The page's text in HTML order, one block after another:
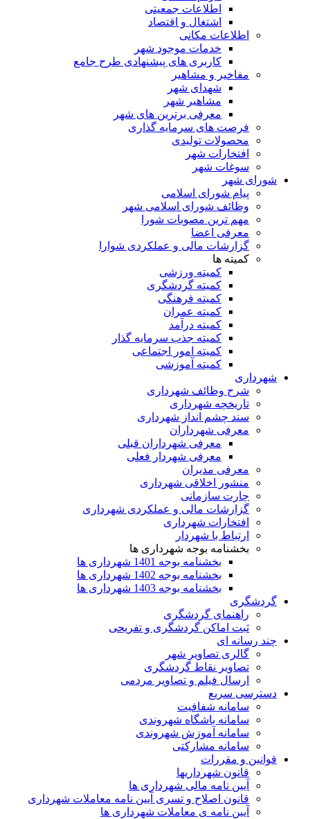
اطلاعات جمعیتی
اشتغال و اقتصاد
اطلاعات مکانی
خدمات موجود شهر
کاربری های پیشنهادی طرح جامع
مفاخیر و مشاهیر
شهدای شهر
مشاهیر شهر
معرفی برترین های شهر
فرصت های سرمایه گذاری
محصولات تولیدی
افتخارات شهر
سوغات شهر
شورای شهر
پیام شورای اسلامی
وظائف شورای اسلامی شهر
مهم ترین مصوبات شورا
معرفی اعضا
گزارشات مالی و عملکردی شوارا
کمیته ها
کمیته ورزشی
کمیته گردشگری
کمیته فرهنگی
کمیته عمران
کمیته درآمد
کمیته جذب سرمایه گذار
کمیته امور اجتماعی
کمیته آموزشی
شهرداری
شرح وظائف شهرداری
تاریخچه شهرداری
سند چشم انداز شهرداری
معرفی شهرداران
معرفی شهرداران قبلی
معرفی شهردار فعلی
معرفی مدیران
منشور اخلاقی شهرداری
چارت سازمانی
گزارشات مالی و عملکردی شهرداری
افتخارات شهرداری
ارتباط با شهردار
بخشنامه بوجه شهرداری ها
بخشنامه بوجه 1401 شهرداری ها
بخشنامه بوجه 1402 شهرداری ها
بخشنامه بوجه 1403 شهرداری ها
گردشگری
راهنمای گردشگری
ثبت اماکن گردشگری و تفریحی
چند رسانه ای
گالری تصاویر شهر
تصاویر نقاط گردشگری
ارسال فیلم و تصاویر مردمی
دسترسی سریع
سامانه شفافیت
سامانه باشگاه شهروندی
سامانه آموزش شهروندی
سامانه مشارکتی
قوانین و مقررات
قانون شهرداریها
آیین نامه مالی شهرداری ها
قانون اصلاح و تسری آیین نامه معاملات شهرداری
آیین نامه ی معاملات شهرداری ها